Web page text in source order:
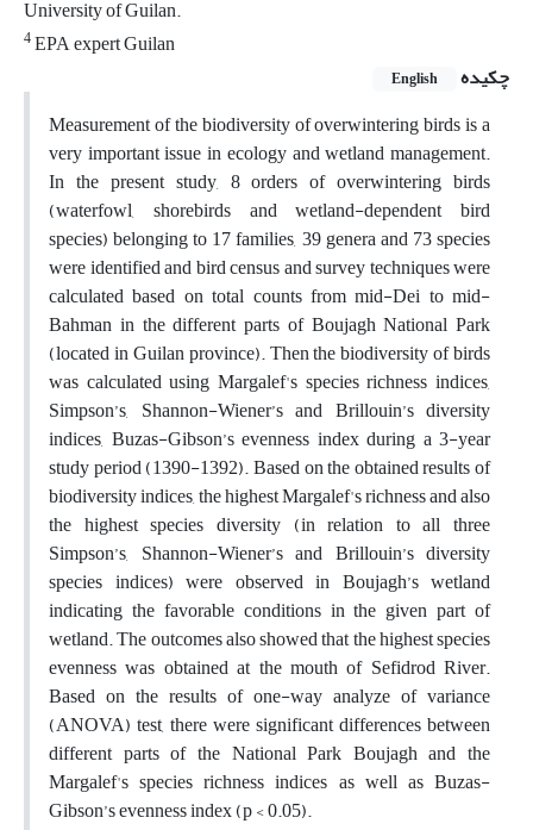
University of Guilan.
4EPA expert Guilan
چکیده
English
Measurement of the biodiversity of overwintering birds is a
very important issue in ecology and wetland management.
In the present study, 8 orders of overwintering birds
(waterfowl, shorebirds and wetland-dependent bird
species) belonging to 17 families, 39 genera and 73 species
were identified and bird census and survey techniques were
calculated based on total counts from mid-Dei to mid-
Bahman in the different parts of Boujagh National Park
(located in Guilan province). Then the biodiversity of birds
was calculated using Margalef's species richness indices,
Simpson’s, Shannon-Wiener’s and Brillouin’s diversity
indices, Buzas-Gibson’s evenness index during a 3-year
study period (1390-1392). Based on the obtained results of
biodiversity indices, the highest Margalef's richness and also
the highest species diversity (in relation to all three
Simpson’s, Shannon-Wiener’s and Brillouin’s diversity
species indices) were observed in Boujagh’s wetland
indicating the favorable conditions in the given part of
wetland. The outcomes also showed that the highest species
evenness was obtained at the mouth of Sefidrod River.
Based on the results of one-way analyze of variance
(ANOVA) test, there were significant differences between
different parts of the National Park Boujagh and the
Margalef's species richness indices as well as Buzas-
Gibson’s evenness index (p < 0.05).